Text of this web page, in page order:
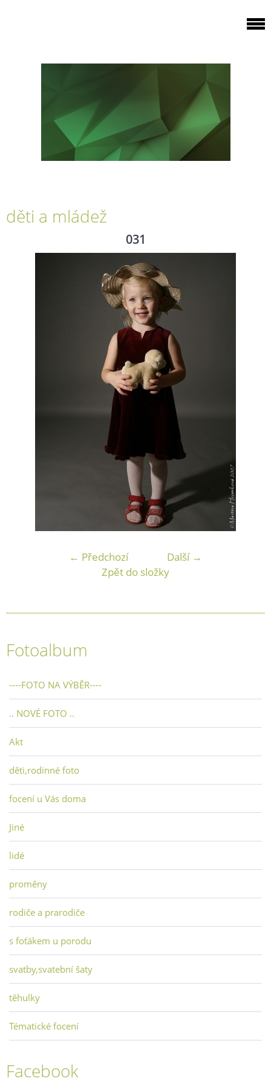
děti a mládež
031
← Předchozí
Další →
Zpět do složky
Fotoalbum
----FOTO NA VÝBĚR----
.. NOVÉ FOTO ..
Akt
děti,rodinné foto
focení u Vás doma
Jiné
lidé
proměny
rodiče a prarodiče
s foťákem u porodu
svatby,svatební šaty
těhulky
Tématické focení
Facebook